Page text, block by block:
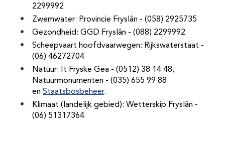
2299992
Zwemwater: Provincie Fryslân - (058) 2925735
Gezondheid: GGD Fryslân - (088) 2299992
Scheepvaart hoofdvaarwegen: Rijkswaterstaat -
(06) 46272704
Natuur: It Fryske Gea - (0512) 38 14 48,
Natuurmonumenten - (035) 655 99 88
en Staatsbosbeheer.
Klimaat (landelijk gebied): Wetterskip Fryslân -
(06) 51317364